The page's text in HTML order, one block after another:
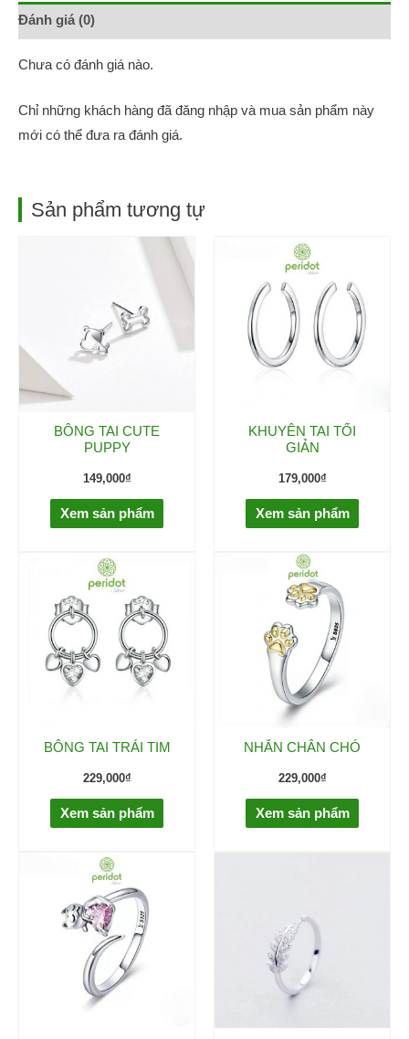
Đánh giá (0)
Chưa có đánh giá nào.
Chỉ những khách hàng đã đăng nhập và mua sản phẩm này
mới có thể đưa ra đánh giá.
Sản phẩm tương tự
BÔNG TAI CUTE
PUPPY
149,000₫
Xem sản phẩm
KHUYÊN TAI TỐI
GIẢN
179,000₫
Xem sản phẩm
BÔNG TAI TRÁI TIM
229,000₫
Xem sản phẩm
NHẪN CHÂN CHÓ
229,000₫
Xem sản phẩm